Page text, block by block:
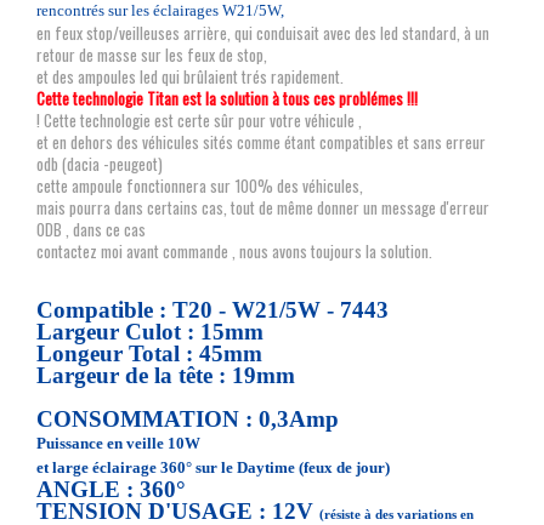
rencontrés sur les éclairages W21/5W,
en feux stop/veilleuses arrière, qui conduisait avec des led standard, à un
retour de masse sur les feux de stop,
et des ampoules led qui brûlaient trés rapidement.
Cette technologie Titan est la solution à tous ces problémes !!!
! Cette technologie est certe sûr pour votre véhicule ,
et en dehors des véhicules sités comme étant compatibles et sans erreur
odb (dacia -peugeot)
cette ampoule fonctionnera sur 100% des véhicules,
mais pourra dans certains cas, tout de même donner un message d'erreur
ODB , dans ce cas
contactez moi avant commande , nous avons toujours la solution.
Compatible : T20 - W21/5W - 7443
Largeur Culot : 15mm
Longeur Total : 45mm
Largeur de la tête : 19mm
CONSOMMATION : 0,3Amp
Puissance en veille 10W
et large éclairage 360° sur le Daytime (feux de jour)
ANGLE : 360°
TENSION D'USAGE : 12V (résiste à des variations en